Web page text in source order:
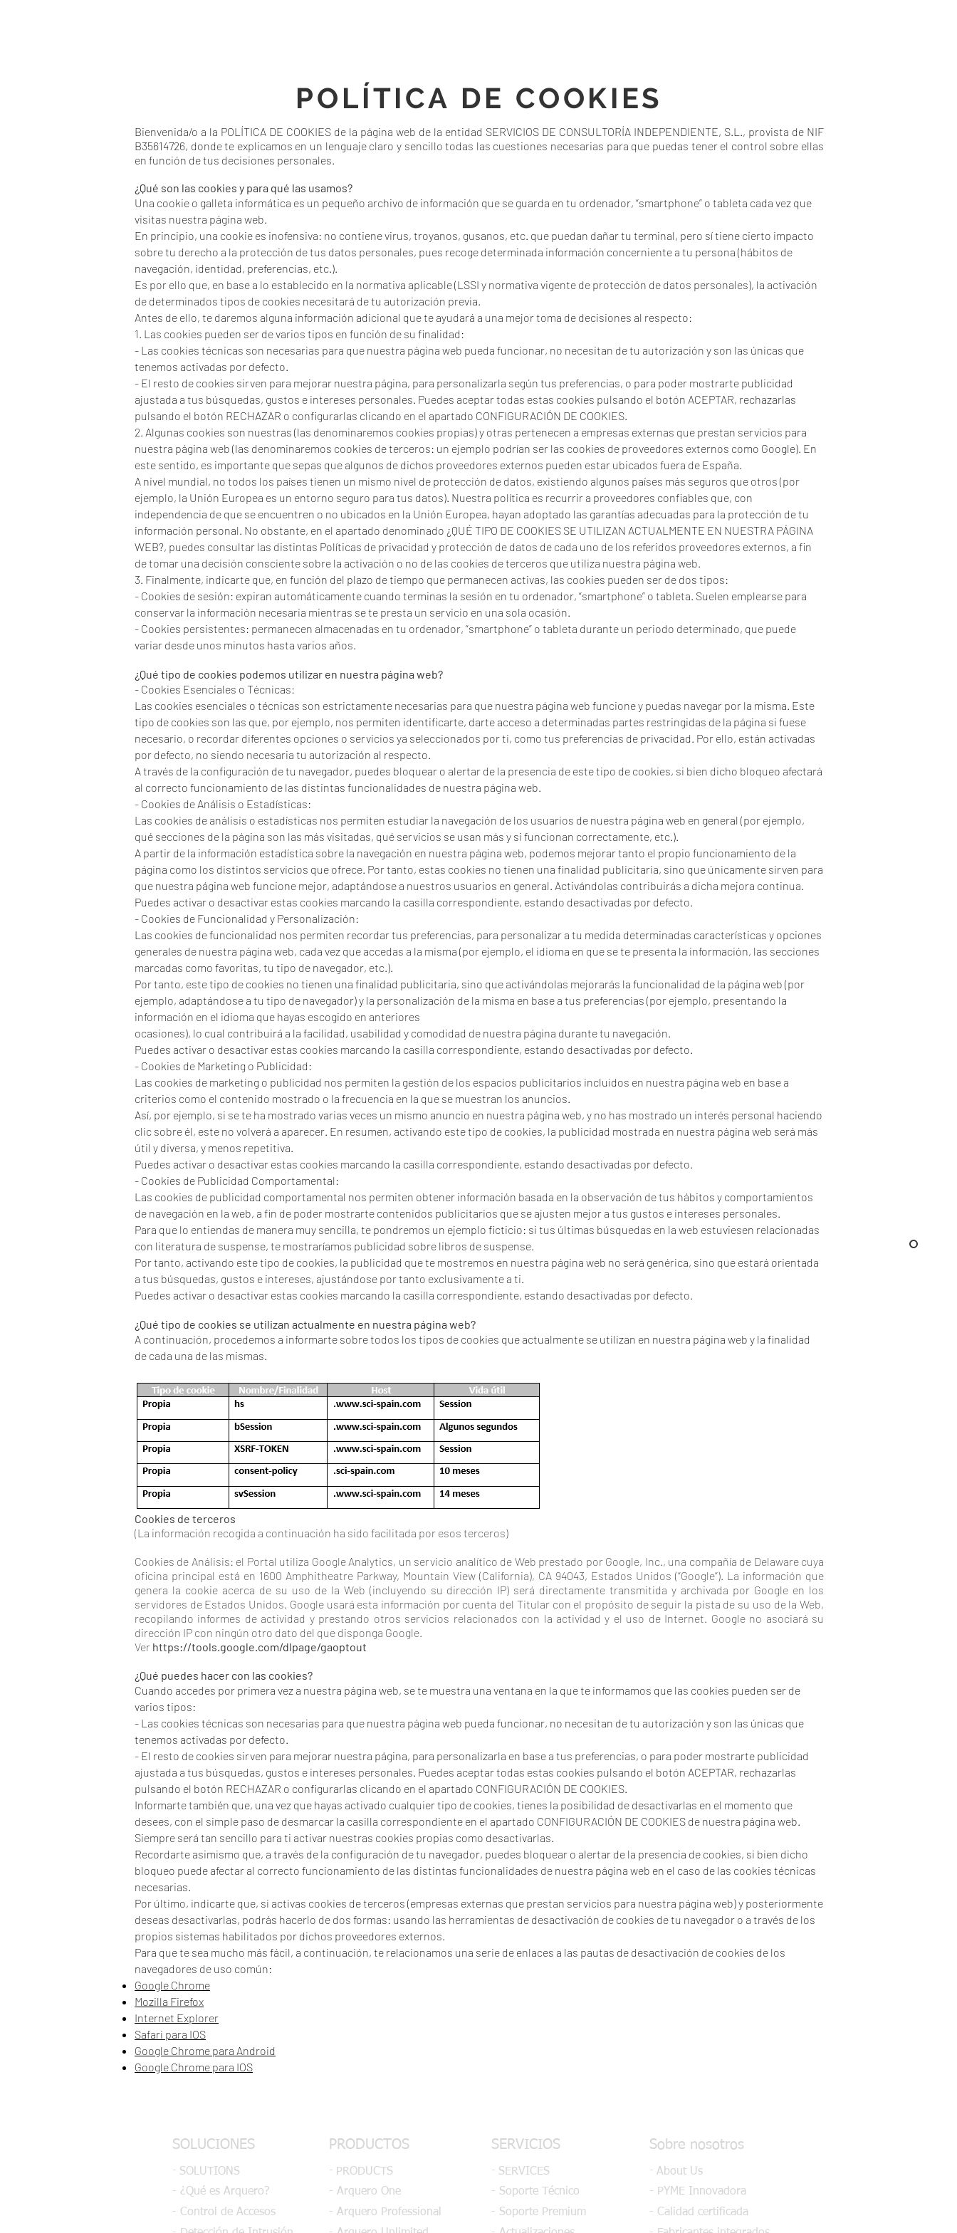
POLÍTICA DE COOKIES
Bienvenida/o a la POLÍTICA DE COOKIES de la página web de la entidad SERVICIOS DE CONSULTORÍA INDEPENDIENTE, S.L., provista de NIF
B35614726, donde te explicamos en un lenguaje claro y sencillo todas las cuestiones necesarias para que puedas tener el control sobre ellas
en función de tus decisiones personales.
¿Qué son las cookies y para qué las usamos?
Una cookie o galleta informática es un pequeño archivo de información que se guarda en tu ordenador, “smartphone” o tableta cada vez que
visitas nuestra página web.
En principio, una cookie es inofensiva: no contiene virus, troyanos, gusanos, etc. que puedan dañar tu terminal, pero sí tiene cierto impacto
sobre tu derecho a la protección de tus datos personales, pues recoge determinada información concerniente a tu persona (hábitos de
navegación, identidad, preferencias, etc.).
Es por ello que, en base a lo establecido en la normativa aplicable (LSSI y normativa vigente de protección de datos personales), la activación
de determinados tipos de cookies necesitará de tu autorización previa.
Antes de ello, te daremos alguna información adicional que te ayudará a una mejor toma de decisiones al respecto:
1. Las cookies pueden ser de varios tipos en función de su finalidad:
- Las cookies técnicas son necesarias para que nuestra página web pueda funcionar, no necesitan de tu autorización y son las únicas que
tenemos activadas por defecto.
- El resto de cookies sirven para mejorar nuestra página, para personalizarla según tus preferencias, o para poder mostrarte publicidad
ajustada a tus búsquedas, gustos e intereses personales. Puedes aceptar todas estas cookies pulsando el botón ACEPTAR, rechazarlas
pulsando el botón RECHAZAR o configurarlas clicando en el apartado CONFIGURACIÓN DE COOKIES.
2. Algunas cookies son nuestras (las denominaremos cookies propias) y otras pertenecen a empresas externas que prestan servicios para
nuestra página web (las denominaremos cookies de terceros: un ejemplo podrían ser las cookies de proveedores externos como Google). En
este sentido, es importante que sepas que algunos de dichos proveedores externos pueden estar ubicados fuera de España.
A nivel mundial, no todos los países tienen un mismo nivel de protección de datos, existiendo algunos países más seguros que otros (por
ejemplo, la Unión Europea es un entorno seguro para tus datos). Nuestra política es recurrir a proveedores confiables que, con
independencia de que se encuentren o no ubicados en la Unión Europea, hayan adoptado las garantías adecuadas para la protección de tu
información personal. No obstante, en el apartado denominado ¿QUÉ TIPO DE COOKIES SE UTILIZAN ACTUALMENTE EN NUESTRA PÁGINA
WEB?, puedes consultar las distintas Políticas de privacidad y protección de datos de cada uno de los referidos proveedores externos, a fin
de tomar una decisión consciente sobre la activación o no de las cookies de terceros que utiliza nuestra página web.
3. Finalmente, indicarte que, en función del plazo de tiempo que permanecen activas, las cookies pueden ser de dos tipos:
- Cookies de sesión: expiran automáticamente cuando terminas la sesión en tu ordenador, “smartphone” o tableta. Suelen emplearse para
conservar la información necesaria mientras se te presta un servicio en una sola ocasión.
- Cookies persistentes: permanecen almacenadas en tu ordenador, “smartphone” o tableta durante un periodo determinado, que puede
variar desde unos minutos hasta varios años.
¿Qué tipo de cookies podemos utilizar en nuestra página web?
- Cookies Esenciales o Técnicas:
Las cookies esenciales o técnicas son estrictamente necesarias para que nuestra página web funcione y puedas navegar por la misma. Este
tipo de cookies son las que, por ejemplo, nos permiten identificarte, darte acceso a determinadas partes restringidas de la página si fuese
necesario, o recordar diferentes opciones o servicios ya seleccionados por ti, como tus preferencias de privacidad. Por ello, están activadas
por defecto, no siendo necesaria tu autorización al respecto.
A través de la configuración de tu navegador, puedes bloquear o alertar de la presencia de este tipo de cookies, si bien dicho bloqueo afectará
al correcto funcionamiento de las distintas funcionalidades de nuestra página web.
- Cookies de Análisis o Estadísticas:
Las cookies de análisis o estadísticas nos permiten estudiar la navegación de los usuarios de nuestra página web en general (por ejemplo,
qué secciones de la página son las más visitadas, qué servicios se usan más y si funcionan correctamente, etc.).
A partir de la información estadística sobre la navegación en nuestra página web, podemos mejorar tanto el propio funcionamiento de la
página como los distintos servicios que ofrece. Por tanto, estas cookies no tienen una finalidad publicitaria, sino que únicamente sirven para
que nuestra página web funcione mejor, adaptándose a nuestros usuarios en general. Activándolas contribuirás a dicha mejora continua.
Puedes activar o desactivar estas cookies marcando la casilla correspondiente, estando desactivadas por defecto.
- Cookies de Funcionalidad y Personalización:
Las cookies de funcionalidad nos permiten recordar tus preferencias, para personalizar a tu medida determinadas características y opciones
generales de nuestra página web, cada vez que accedas a la misma (por ejemplo, el idioma en que se te presenta la información, las secciones
marcadas como favoritas, tu tipo de navegador, etc.).
Por tanto, este tipo de cookies no tienen una finalidad publicitaria, sino que activándolas mejorarás la funcionalidad de la página web (por
ejemplo, adaptándose a tu tipo de navegador) y la personalización de la misma en base a tus preferencias (por ejemplo, presentando la
información en el idioma que hayas escogido en anteriores
ocasiones), lo cual contribuirá a la facilidad, usabilidad y comodidad de nuestra página durante tu navegación.
Puedes activar o desactivar estas cookies marcando la casilla correspondiente, estando desactivadas por defecto.
- Cookies de Marketing o Publicidad:
Las cookies de marketing o publicidad nos permiten la gestión de los espacios publicitarios incluidos en nuestra página web en base a
criterios como el contenido mostrado o la frecuencia en la que se muestran los anuncios.
Así, por ejemplo, si se te ha mostrado varias veces un mismo anuncio en nuestra página web, y no has mostrado un interés personal haciendo
clic sobre él, este no volverá a aparecer. En resumen, activando este tipo de cookies, la publicidad mostrada en nuestra página web será más
útil y diversa, y menos repetitiva.
Puedes activar o desactivar estas cookies marcando la casilla correspondiente, estando desactivadas por defecto.
- Cookies de Publicidad Comportamental:
Las cookies de publicidad comportamental nos permiten obtener información basada en la observación de tus hábitos y comportamientos
de navegación en la web, a fin de poder mostrarte contenidos publicitarios que se ajusten mejor a tus gustos e intereses personales.
Para que lo entiendas de manera muy sencilla, te pondremos un ejemplo ficticio: si tus últimas búsquedas en la web estuviesen relacionadas
con literatura de suspense, te mostraríamos publicidad sobre libros de suspense.
Por tanto, activando este tipo de cookies, la publicidad que te mostremos en nuestra página web no será genérica, sino que estará orientada
a tus búsquedas, gustos e intereses, ajustándose por tanto exclusivamente a ti.
Puedes activar o desactivar estas cookies marcando la casilla correspondiente, estando desactivadas por defecto.
¿Qué tipo de cookies se utilizan actualmente en nuestra página web?
A continuación, procedemos a informarte sobre todos los tipos de cookies que actualmente se utilizan en nuestra página web y la finalidad
de cada una de las mismas.
Cookies de terceros
(La información recogida a continuación ha sido facilitada por esos terceros)
Cookies de Análisis: el Portal utiliza Google Analytics, un servicio analítico de Web prestado por Google, Inc., una compañía de Delaware cuya
oficina principal está en 1600 Amphitheatre Parkway, Mountain View (California), CA 94043, Estados Unidos (“Google”). La información que
genera la cookie acerca de su uso de la Web (incluyendo su dirección IP) será directamente transmitida y archivada por Google en los
servidores de Estados Unidos. Google usará esta información por cuenta del Titular con el propósito de seguir la pista de su uso de la Web,
recopilando informes de actividad y prestando otros servicios relacionados con la actividad y el uso de Internet. Google no asociará su
dirección IP con ningún otro dato del que disponga Google.
Ver https://tools.google.com/dlpage/gaoptout
¿Qué puedes hacer con las cookies?
Cuando accedes por primera vez a nuestra página web, se te muestra una ventana en la que te informamos que las cookies pueden ser de
varios tipos:
- Las cookies técnicas son necesarias para que nuestra página web pueda funcionar, no necesitan de tu autorización y son las únicas que
tenemos activadas por defecto.
- El resto de cookies sirven para mejorar nuestra página, para personalizarla en base a tus preferencias, o para poder mostrarte publicidad
ajustada a tus búsquedas, gustos e intereses personales. Puedes aceptar todas estas cookies pulsando el botón ACEPTAR, rechazarlas
pulsando el botón RECHAZAR o configurarlas clicando en el apartado CONFIGURACIÓN DE COOKIES.
Informarte también que, una vez que hayas activado cualquier tipo de cookies, tienes la posibilidad de desactivarlas en el momento que
desees, con el simple paso de desmarcar la casilla correspondiente en el apartado CONFIGURACIÓN DE COOKIES de nuestra página web.
Siempre será tan sencillo para ti activar nuestras cookies propias como desactivarlas.
Recordarte asimismo que, a través de la configuración de tu navegador, puedes bloquear o alertar de la presencia de cookies, si bien dicho
bloqueo puede afectar al correcto funcionamiento de las distintas funcionalidades de nuestra página web en el caso de las cookies técnicas
necesarias.
Por último, indicarte que, si activas cookies de terceros (empresas externas que prestan servicios para nuestra página web) y posteriormente
deseas desactivarlas, podrás hacerlo de dos formas: usando las herramientas de desactivación de cookies de tu navegador o a través de los
propios sistemas habilitados por dichos proveedores externos.
Para que te sea mucho más fácil, a continuación, te relacionamos una serie de enlaces a las pautas de desactivación de cookies de los
navegadores de uso común:
Google Chrome
Mozilla Firefox
Internet Explorer
Safari para IOS
Google Chrome para Android
Google Chrome para IOS
SOLUCIONES PRODUCTOS
-
- ¿Qué es Arquero?
- Control de Accesos
-
- Arquero One
- Arquero Professional
SOLUTIONS PRODUCTS
SERVICIOS
-
- Soporte Técnico
- Soporte Premium
SERVICES
Sobre nosotros
-
- PYME Innovadora
- Calidad certificada
About Us